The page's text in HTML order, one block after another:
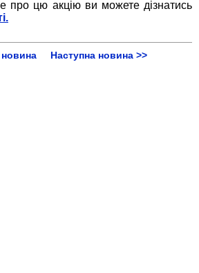
про цю акцію ви можете дізнатись
Наступна новина >>